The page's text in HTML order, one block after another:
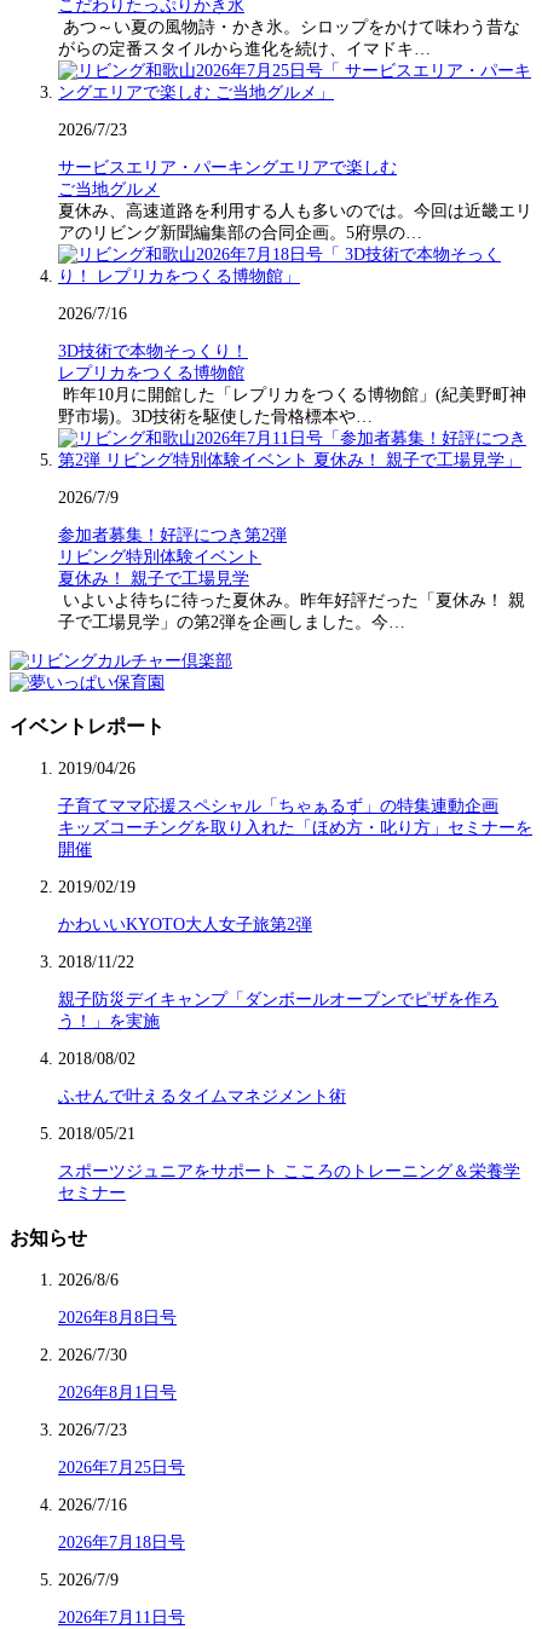
こだわりたっぷりかき氷
あつ～い夏の風物詩・かき氷。シロップをかけて味わう昔な
がらの定番スタイルから進化を続け、イマドキ…
2026/7/23
サービスエリア・パーキングエリアで楽しむ
ご当地グルメ
夏休み、高速道路を利用する人も多いのでは。今回は近畿エリ
アのリビング新聞編集部の合同企画。5府県の…
2026/7/16
3D技術で本物そっくり！
レプリカをつくる博物館
昨年10月に開館した「レプリカをつくる博物館」(紀美野町神
野市場)。3D技術を駆使した骨格標本や…
2026/7/9
参加者募集！好評につき第2弾
リビング特別体験イベント
夏休み！ 親子で工場見学
いよいよ待ちに待った夏休み。昨年好評だった「夏休み！ 親
子で工場見学」の第2弾を企画しました。今…
イベントレポート
2019/04/26
子育てママ応援スペシャル「ちゃぁるず」の特集連動企画
キッズコーチングを取り入れた「ほめ方・叱り方」セミナーを
開催
2019/02/19
かわいいKYOTO大人女子旅第2弾
2018/11/22
親子防災デイキャンプ「ダンボールオーブンでピザを作ろ
う！」を実施
2018/08/02
ふせんで叶えるタイムマネジメント術
2018/05/21
スポーツジュニアをサポート こころのトレーニング＆栄養学
セミナー
お知らせ
2026/8/6
2026年8月8日号
2026/7/30
2026年8月1日号
2026/7/23
2026年7月25日号
2026/7/16
2026年7月18日号
2026/7/9
2026年7月11日号